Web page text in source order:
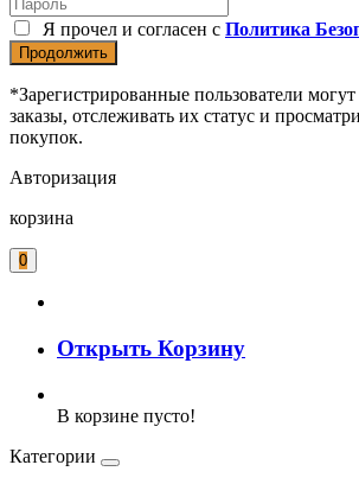
Я прочел и согласен с Политика
Продолжить
*Зарегистрированные пользователи
заказы, отслеживать их статус и
покупок.
Авторизация
корзина
0
Открыть Корзину
В корзине пусто!
Категории